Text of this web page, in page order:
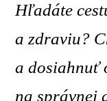
Hľadáte
a zdraviu?
a dosiahnuť
na správnej